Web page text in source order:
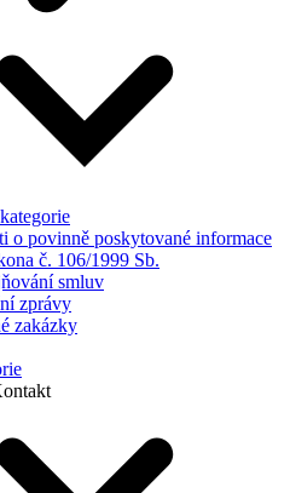
o povinně poskytované informace
č. 106/1999 Sb.
smluv
zprávy
zakázky